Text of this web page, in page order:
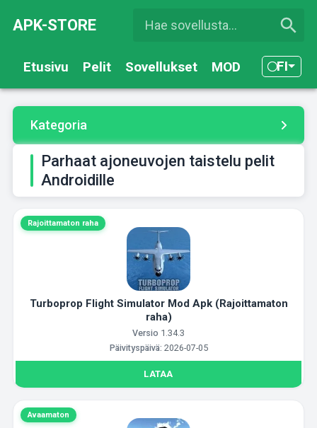
APK-STORE
Etusivu Pelit Sovellukset MOD FI
Kategoria
Parhaat ajoneuvojen taistelu pelit
Androidille
Rajoittamaton raha
Turboprop Flight Simulator Mod Apk (Rajoittamaton
raha)
Versio 1.34.3
Päivityspäivä: 2026-07-05
LATAA
Avaamaton